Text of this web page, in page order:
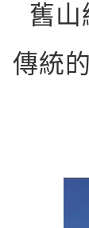
舊山
傳統